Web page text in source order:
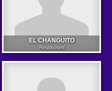
EL CHANGUITO
Restaurant